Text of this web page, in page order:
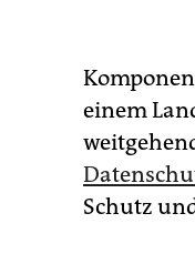
einem
Schutz